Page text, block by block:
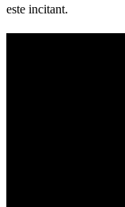
este incitant.